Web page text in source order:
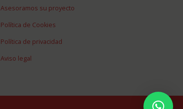
Asesoramos su proyecto
Política de Cookies
Política de privacidad
Aviso legal